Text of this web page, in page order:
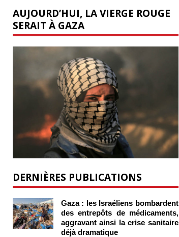
AUJOURD’HUI, LA VIERGE ROUGE
SERAIT À GAZA
DERNIÈRES PUBLICATIONS
Gaza : les Israéliens bombardent
des entrepôts de médicaments,
aggravant ainsi la crise sanitaire
déjà dramatique